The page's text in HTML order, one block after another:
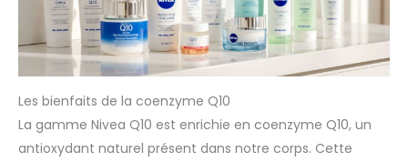
Les bienfaits de la coenzyme Q10
La gamme Nivea Q10 est enrichie en coenzyme Q10, un
antioxydant naturel présent dans notre corps. Cette